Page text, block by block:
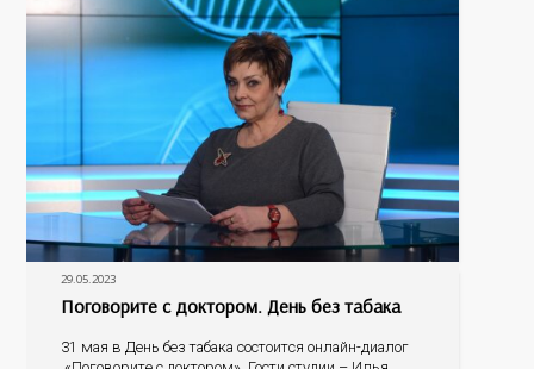
29.05.2023
Поговорите с доктором. День без табака
31 мая в День без табака состоится онлайн-диалог